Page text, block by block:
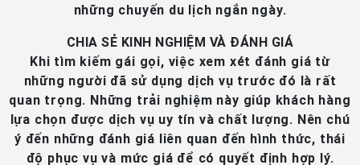
những chuyến du lịch ngắn ngày.
CHIA SẺ KINH NGHIỆM VÀ ĐÁNH GIÁ
Khi tìm kiếm gái gọi, việc xem xét đánh giá từ
những người đã sử dụng dịch vụ trước đó là rất
quan trọng. Những trải nghiệm này giúp khách hàng
lựa chọn được dịch vụ uy tín và chất lượng. Nên chú
ý đến những đánh giá liên quan đến hình thức, thái
độ phục vụ và mức giá để có quyết định hợp lý.